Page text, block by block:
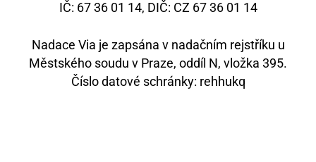
IČ: 67 36 01 14, DIČ: CZ 67 36 01 14
Nadace Via je zapsána v nadačním rejstříku u
Městského soudu v Praze, oddíl N, vložka 395.
Číslo datové schránky: rehhukq